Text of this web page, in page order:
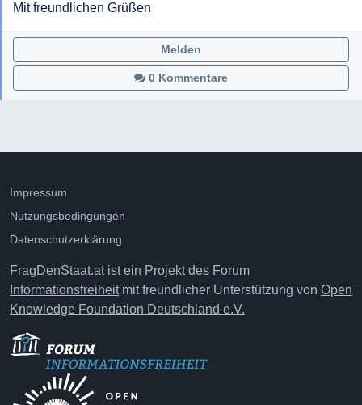
Mit freundlichen Grüßen
0 Kommentare
Melden
Impressum
Nutzungsbedingungen
Datenschutzerklärung
FragDenStaat.at ist ein Projekt des Forum
Informationsfreiheitmit freundlicher Unterstützung von Open
Knowledge Foundation Deutschland e.V.